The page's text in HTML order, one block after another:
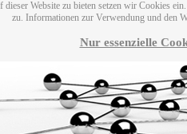
dieser Website zu bieten setzen wir Cookies
zu. Informationen zur Verwendung und den
Nur essenzielle